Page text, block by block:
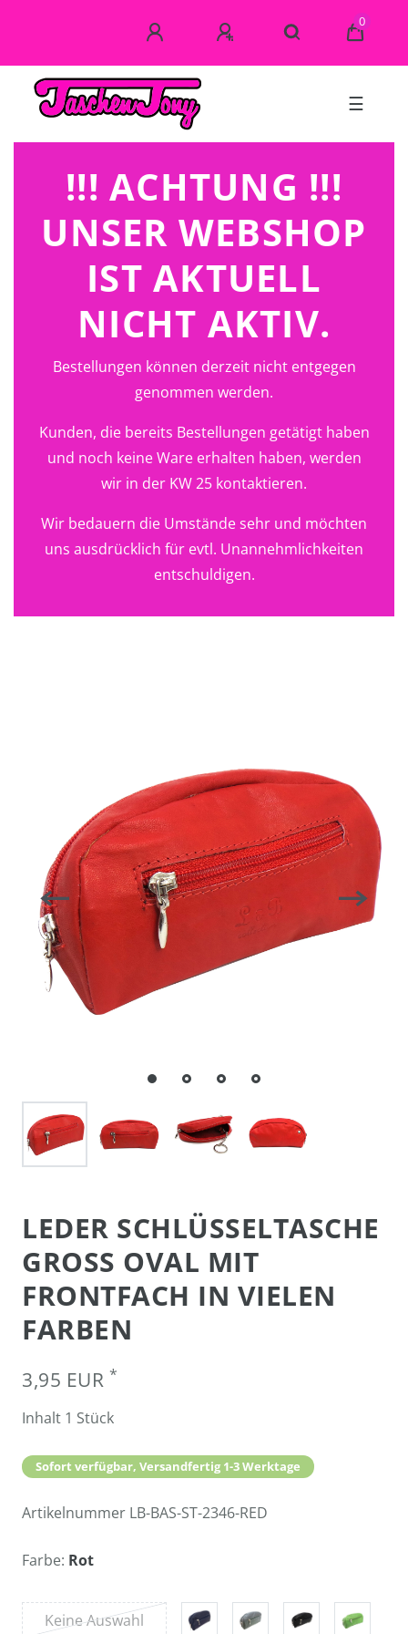
0
☰
!!! ACHTUNG !!!
UNSER WEBSHOP
IST AKTUELL
NICHT AKTIV.
Bestellungen können derzeit nicht entgegen
genommen werden.
Kunden, die bereits Bestellungen getätigt haben
und noch keine Ware erhalten haben, werden
wir in der KW 25 kontaktieren.
Wir bedauern die Umstände sehr und möchten
uns ausdrücklich für evtl. Unannehmlichkeiten
entschuldigen.
LEDER SCHLÜSSELTASCHE
GROSS OVAL MIT F
RONTFACH IN VIELEN F
ARBEN
3,95 EUR *
Inhalt 1 Stück
Sofort verfügbar, Versandfertig 1-3 Werktage
Artikelnummer LB-BAS-ST-2346-RED
Farbe: Rot
Keine Auswahl